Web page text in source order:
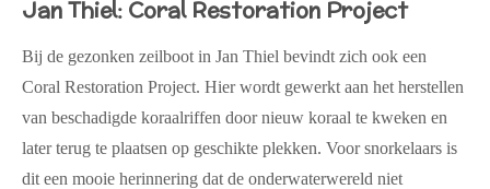
Jan Thiel: Coral Restoration Project
Bij de gezonken zeilboot in Jan Thiel bevindt zich ook een
Coral Restoration Project. Hier wordt gewerkt aan het herstellen
van beschadigde koraalriffen door nieuw koraal te kweken en
later terug te plaatsen op geschikte plekken. Voor snorkelaars is
dit een mooie herinnering dat de onderwaterwereld niet